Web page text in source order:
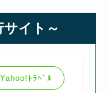
サイト～
Yahoo!ﾄﾗﾍﾞﾙ